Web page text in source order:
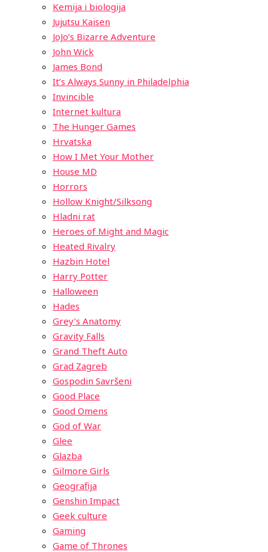
Kemija i biologija
Jujutsu Kaisen
JoJo’s Bizarre Adventure
John Wick
James Bond
It’s Always Sunny in Philadelphia
Invincible
Internet kultura
The Hunger Games
Hrvatska
How I Met Your Mother
House MD
Horrors
Hollow Knight/Silksong
Hladni rat
Heroes of Might and Magic
Heated Rivalry
Hazbin Hotel
Harry Potter
Halloween
Hades
Grey’s Anatomy
Gravity Falls
Grand Theft Auto
Grad Zagreb
Gospodin Savršeni
Good Place
Good Omens
God of War
Glee
Glazba
Gilmore Girls
Geografija
Genshin Impact
Geek culture
Gaming
Game of Thrones